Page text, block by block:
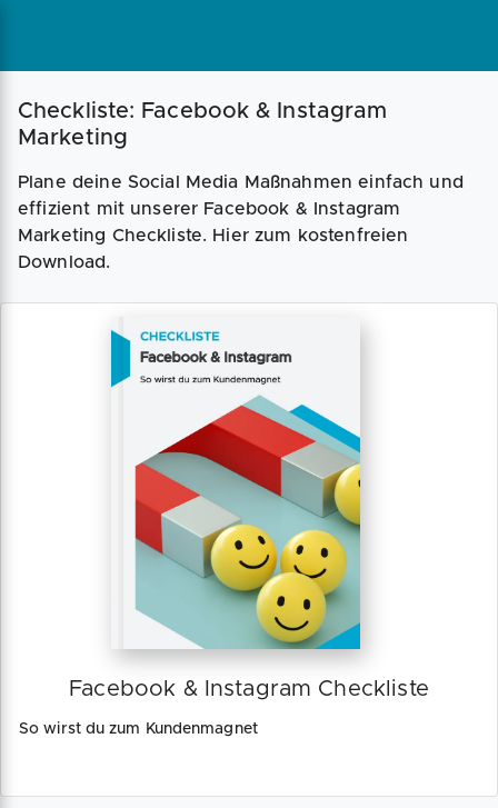
Checkliste: Facebook & Instagram
Marketing
Plane deine Social Media Maßnahmen einfach und
effizient mit unserer Facebook & Instagram
Marketing Checkliste. Hier zum kostenfreien
Download.
Facebook & Instagram Checkliste
So wirst du zum Kundenmagnet